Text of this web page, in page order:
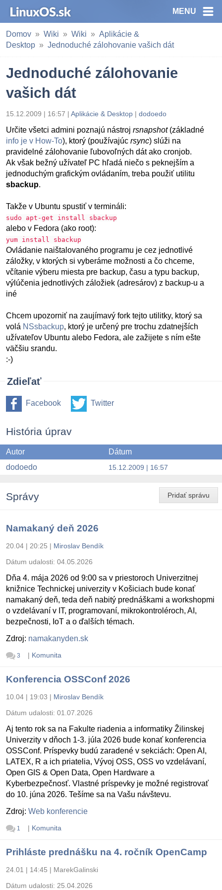
MENU
Domov Wiki Wiki
Aplikácie &
Desktop
Jednoduché zálohovanie vašich dát
Jednoduché zálohovanie
vašich dát
15.12.2009 | 16:57 | Aplikácie & Desktop | dodoedo
Určite všetci admini poznajú nástroj rsnapshot(základné
info je v How-To), ktorý (používajúc rsync) slúži na
pravidelné zálohovanie ľubovoľných dát ako cronjob.
Ak však bežný užívateľ PC hľadá niečo s peknejším a
jednoduchým grafickým ovládaním, treba použiť utilitu
sbackup.
Takže v Ubuntu spustiť v termináli:
sudo apt-get install sbackup
alebo v Fedora (ako root):
yum install sbackup
Ovládanie naištalovaného programu je cez jednotlivé
záložky, v ktorých si vyberáme možnosti a čo chceme,
včítanie výberu miesta pre backup, času a typu backup,
výlúčenia jednotlivých záložiek (adresárov) z backup-u a
iné
Chcem upozorniť na zaujímavý fork tejto utilitky, ktorý sa
volá NSsbackup, ktorý je určený pre trochu zdatnejších
užívateľov Ubuntu alebo Fedora, ale zažijete s ním ešte
väčšiu srandu.
:-)
Zdieľať
Facebook Twitter
História úprav
Autor
Dátum
dodoedo
15.12.2009 | 16:57
Pridať správu
Správy
Namakaný deň 2026
20.04 | 20:25 | Miroslav Bendík
Dátum udalosti: 04.05.2026
Dňa 4. mája 2026 od 9:00 sa v priestoroch Univerzitnej
knižnice Technickej univerzity v Košiciach bude konať
namakaný deň, teda deň nabitý prednáškami a workshopmi
o vzdelávaní v IT, programovaní, mikrokontroléroch, AI,
bezpečnosti, IoT a o ďalších témach.
Zdroj: namakanyden.sk
3 | Komunita
Konferencia OSSConf 2026
10.04 | 19:03 | Miroslav Bendík
Dátum udalosti: 01.07.2026
Aj tento rok sa na Fakulte riadenia a informatiky Žilinskej
Univerzity v dňoch 1-3. júla 2026 bude konať konferencia
OSSConf. Príspevky budú zaradené v sekciách: Open AI,
LATEX, R a ich priatelia, Vývoj OSS, OSS vo vzdelávaní,
Open GIS & Open Data, Open Hardware a
Kyberbezpečnosť. Vlastné príspevky je možné registrovať
do 10. júna 2026. Tešíme sa na Vašu návštevu.
Zdroj: Web konferencie
1 | Komunita
Prihláste prednášku na 4. ročník OpenCamp
24.01 | 14:45 | MarekGalinski
Dátum udalosti: 25.04.2026